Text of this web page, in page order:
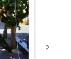
Next